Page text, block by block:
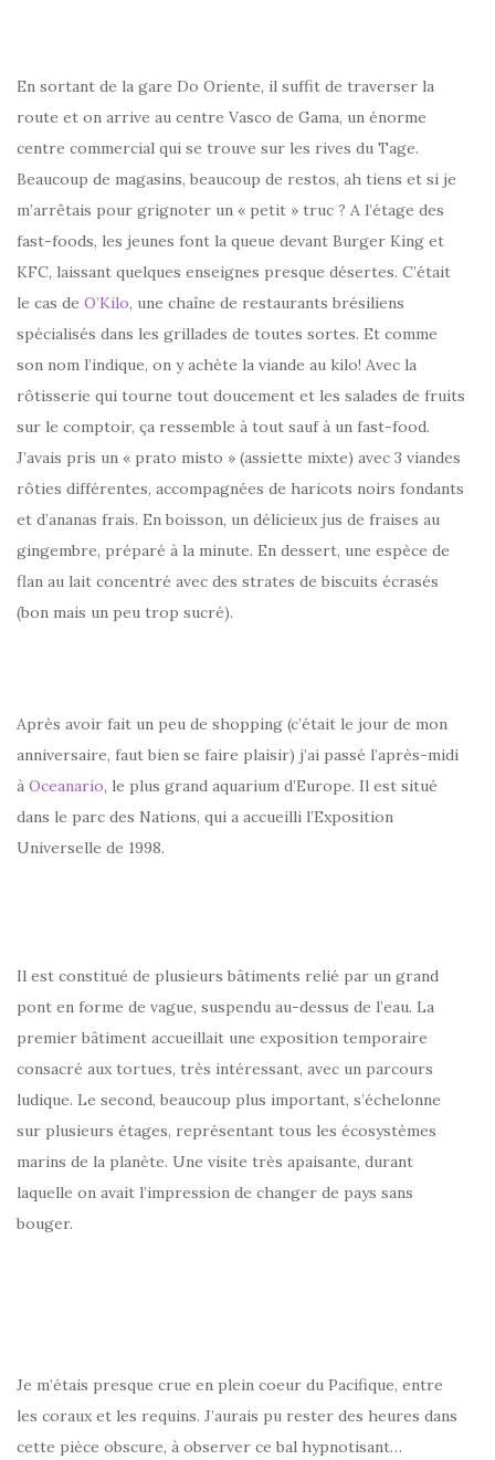
En sortant de la gare Do Oriente, il suffit de traverser la
route et on arrive au centre Vasco de Gama, un énorme
centre commercial qui se trouve sur les rives du Tage.
Beaucoup de magasins, beaucoup de restos, ah tiens et si je
m’arrêtais pour grignoter un « petit » truc ? A l’étage des
fast-foods, les jeunes font la queue devant Burger King et
KFC, laissant quelques enseignes presque désertes. C’était
le cas de O’Kilo, une chaîne de restaurants brésiliens
spécialisés dans les grillades de toutes sortes. Et comme
son nom l’indique, on y achète la viande au kilo! Avec la
rôtisserie qui tourne tout doucement et les salades de fruits
sur le comptoir, ça ressemble à tout sauf à un fast-food.
J’avais pris un « prato misto » (assiette mixte) avec 3 viandes
rôties différentes, accompagnées de haricots noirs fondants
et d’ananas frais. En boisson, un délicieux jus de fraises au
gingembre, préparé à la minute. En dessert, une espèce de
flan au lait concentré avec des strates de biscuits écrasés
(bon mais un peu trop sucré).
Après avoir fait un peu de shopping (c’était le jour de mon
anniversaire, faut bien se faire plaisir) j’ai passé l’après-midi
à Oceanario, le plus grand aquarium d’Europe. Il est situé
dans le parc des Nations, qui a accueilli l’Exposition
Universelle de 1998.
Il est constitué de plusieurs bâtiments relié par un grand
pont en forme de vague, suspendu au-dessus de l’eau. La
premier bâtiment accueillait une exposition temporaire
consacré aux tortues, très intéressant, avec un parcours
ludique. Le second, beaucoup plus important, s’échelonne
sur plusieurs étages, représentant tous les écosystèmes
marins de la planète. Une visite très apaisante, durant
laquelle on avait l’impression de changer de pays sans
bouger.
Je m’étais presque crue en plein coeur du Pacifique, entre
les coraux et les requins. J’aurais pu rester des heures dans
cette pièce obscure, à observer ce bal hypnotisant…